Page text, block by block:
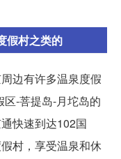
假村之类的
边有许多温泉度假
-菩提岛-月坨岛的
快速到达102国
村，享受温泉和休